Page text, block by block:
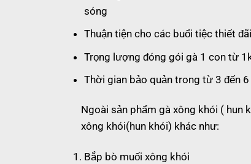
sóng
Thuận tiện cho các buổi tiệc thiết
Trọng lượng đóng gói gà 1 con từ
Thời gian bảo quản trong từ 3 đến
Ngoài sản phẩm gà xông khói ( hun
xông khói(hun khói) khác như:
Bắp bò muối xông khói